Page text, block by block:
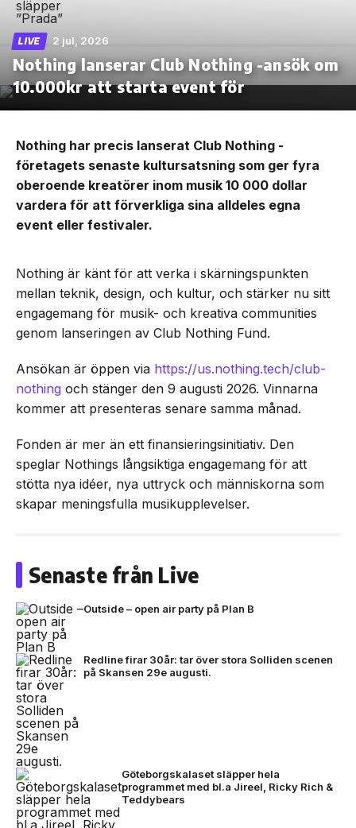
LIVE 2 jul, 2026
Nothing lanserar Club Nothing -ansök om
10.000kr att starta event för
Nothing har precis lanserat Club Nothing -
företagets senaste kultursatsning som ger fyra
oberoende kreatörer inom musik 10 000 dollar
vardera för att förverkliga sina alldeles egna
event eller festivaler.
Nothing är känt för att verka i skärningspunkten
mellan teknik, design, och kultur, och stärker nu sitt
engagemang för musik- och kreativa communities
genom lanseringen av Club Nothing Fund.
Ansökan är öppen via https://us.nothing.tech/club-
nothing och stänger den 9 augusti 2026. Vinnarna
kommer att presenteras senare samma månad.
Fonden är mer än ett finansieringsinitiativ. Den
speglar Nothings långsiktiga engagemang för att
stötta nya idéer, nya uttryck och människorna som
skapar meningsfulla musikupplevelser.
Senaste från Live
Outside – open air party på Plan B
Redline firar 30år: tar över stora Solliden scenen
på Skansen 29e augusti.
Göteborgskalaset släpper hela
programmet med bl.a Jireel, Ricky Rich &
Teddybears